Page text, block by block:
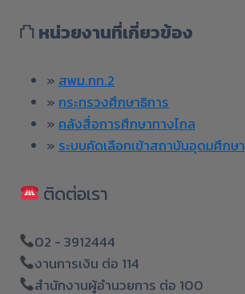
⛫ หน่วยงานที่เกี่ยวข้อง
» สพม.กท.2
»กระทรวงศึกษาธิการ
» คลังสื่อการศึกษาทางไกล
» ระบบคัดเลือกเข้าสถาบันอุดมศึกษา
ติดต่อเรา
02 - 3912444
งานการเงิน ต่อ 114
สำนักงานผู้อำนวยการ ต่อ 100